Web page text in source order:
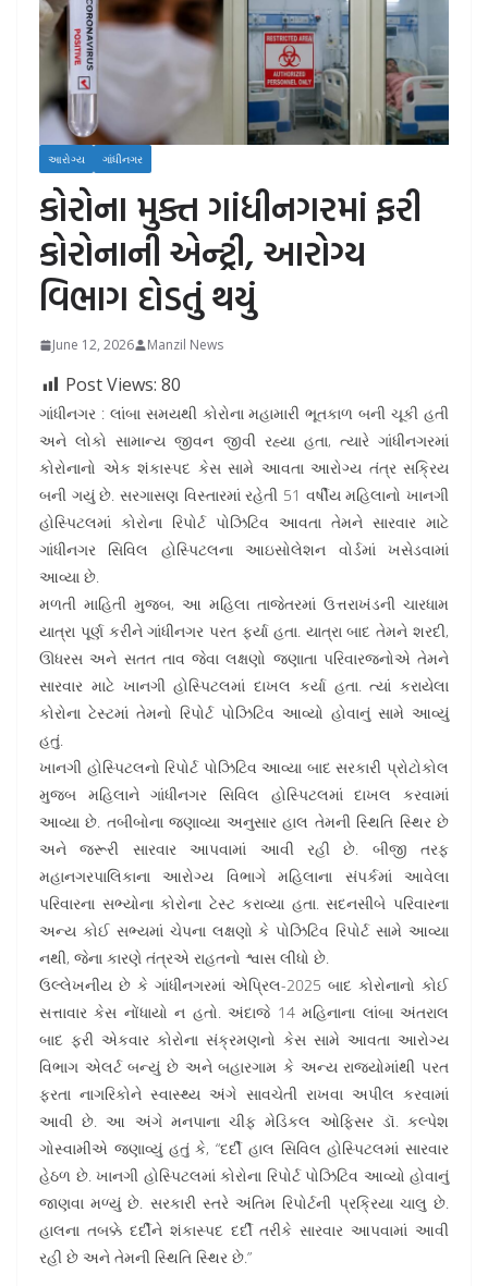
આરોગ્ય ગાંધીનગર
કોરોના મુક્ત ગાંધીનગરમાં ફરી
કોરોનાની એન્ટ્રી, આરોગ્ય
વિભાગ દોડતું થયું
June 12, 2026 Manzil News
Post Views: 80
ગાંધીનગર : લાંબા સમયથી કોરોના મહામારી ભૂતકાળ બની ચૂકી હતી
અને લોકો સામાન્ય જીવન જીવી રહ્યા હતા, ત્યારે ગાંધીનગરમાં
કોરોનાનો એક શંકાસ્પદ કેસ સામે આવતા આરોગ્ય તંત્ર સક્રિય
બની ગયું છે. સરગાસણ વિસ્તારમાં રહેતી 51 વર્ષીય મહિલાનો ખાનગી
હોસ્પિટલમાં કોરોના રિપોર્ટ પોઝિટિવ આવતા તેમને સારવાર માટે
ગાંધીનગર સિવિલ હોસ્પિટલના આઇસોલેશન વોર્ડમાં ખસેડવામાં
આવ્યા છે.
મળતી માહિતી મુજબ, આ મહિલા તાજેતરમાં ઉત્તરાખંડની ચારધામ
યાત્રા પૂર્ણ કરીને ગાંધીનગર પરત ફર્યા હતા. યાત્રા બાદ તેમને શરદી,
ઊધરસ અને સતત તાવ જેવા લક્ષણો જણાતા પરિવારજનોએ તેમને
સારવાર માટે ખાનગી હોસ્પિટલમાં દાખલ કર્યા હતા. ત્યાં કરાયેલા
કોરોના ટેસ્ટમાં તેમનો રિપોર્ટ પોઝિટિવ આવ્યો હોવાનું સામે આવ્યું
હતું.
ખાનગી હોસ્પિટલનો રિપોર્ટ પોઝિટિવ આવ્યા બાદ સરકારી પ્રોટોકોલ
મુજબ મહિલાને ગાંધીનગર સિવિલ હોસ્પિટલમાં દાખલ કરવામાં
આવ્યા છે. તબીબોના જણાવ્યા અનુસાર હાલ તેમની સ્થિતિ સ્થિર છે
અને જરૂરી સારવાર આપવામાં આવી રહી છે. બીજી તરફ
મહાનગરપાલિકાના આરોગ્ય વિભાગે મહિલાના સંપર્કમાં આવેલા
પરિવારના સભ્યોના કોરોના ટેસ્ટ કરાવ્યા હતા. સદનસીબે પરિવારના
અન્ય કોઈ સભ્યમાં ચેપના લક્ષણો કે પોઝિટિવ રિપોર્ટ સામે આવ્યા
નથી, જેના કારણે તંત્રએ રાહતનો શ્વાસ લીધો છે.
ઉલ્લેખનીય છે કે ગાંધીનગરમાં એપ્રિલ-2025 બાદ કોરોનાનો કોઈ
સત્તાવાર કેસ નોંધાયો ન હતો. અંદાજે 14 મહિનાના લાંબા અંતરાલ
બાદ ફરી એકવાર કોરોના સંક્રમણનો કેસ સામે આવતા આરોગ્ય
વિભાગ એલર્ટ બન્યું છે અને બહારગામ કે અન્ય રાજ્યોમાંથી પરત
ફરતા નાગરિકોને સ્વાસ્થ્ય અંગે સાવચેતી રાખવા અપીલ કરવામાં
આવી છે. આ અંગે મનપાના ચીફ મેડિકલ ઓફિસર ડૉ. કલ્પેશ
ગોસ્વામીએ જણાવ્યું હતું કે, “દર્દી હાલ સિવિલ હોસ્પિટલમાં સારવાર
હેઠળ છે. ખાનગી હોસ્પિટલમાં કોરોના રિપોર્ટ પોઝિટિવ આવ્યો હોવાનું
જાણવા મળ્યું છે. સરકારી સ્તરે અંતિમ રિપોર્ટની પ્રક્રિયા ચાલુ છે.
હાલના તબક્કે દર્દીને શંકાસ્પદ દર્દી તરીકે સારવાર આપવામાં આવી
રહી છે અને તેમની સ્થિતિ સ્થિર છે.”